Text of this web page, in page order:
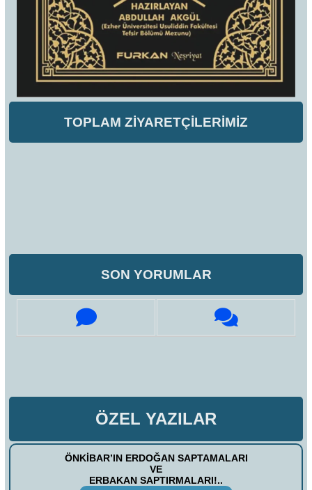
TOPLAM ZİYARETÇİLERİMİZ
SON YORUMLAR
ÖZEL YAZILAR
ÖNKİBAR’IN ERDOĞAN SAPTAMALARI
VE
ERBAKAN SAPTIRMALARI!..